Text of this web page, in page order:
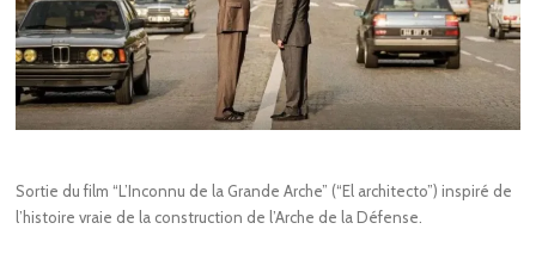
Sortie du film “L’Inconnu de la Grande Arche” (“El architecto”) inspiré de
l’histoire vraie de la construction de l’Arche de la Défense.